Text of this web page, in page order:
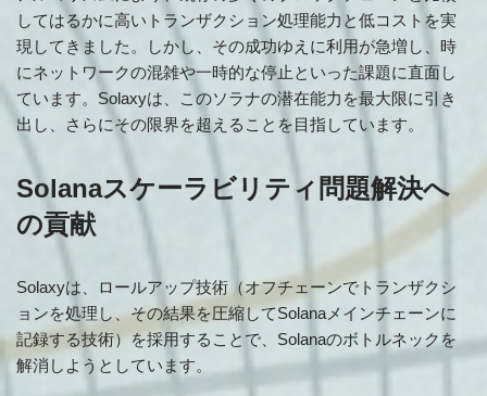
してはるかに高いトランザクション処理能力と低コストを実
現してきました。しかし、その成功ゆえに利用が急増し、時
にネットワークの混雑や一時的な停止といった課題に直面し
ています。Solaxyは、このソラナの潜在能力を最大限に引き
出し、さらにその限界を超えることを目指しています。
Solanaスケーラビリティ問題解決へ
の貢献
Solaxyは、ロールアップ技術（オフチェーンでトランザクシ
ョンを処理し、その結果を圧縮してSolanaメインチェーンに
記録する技術）を採用することで、Solanaのボトルネックを
解消しようとしています。